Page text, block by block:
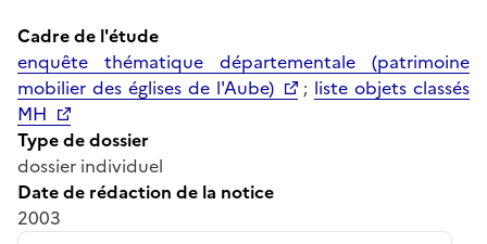
Cadre de l'étude
enquête thématique départementale (patrimoine
mobilier des églises de l'Aube)
; liste objets classés
MH
Type de dossier
dossier individuel
Date de rédaction de la notice
2003